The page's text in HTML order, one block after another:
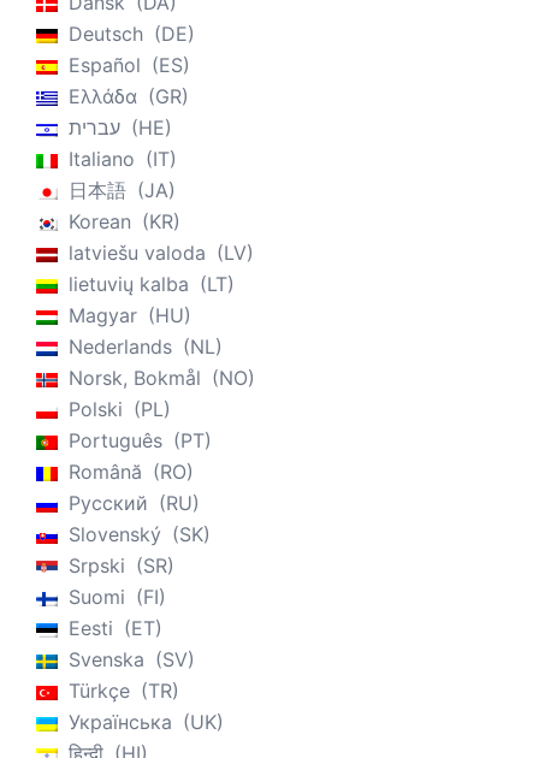
Deutsch
DE
Español
ES
Ελλάδα
GR
עברית
HE
Italiano
IT
日本語
JA
Korean
KR
latviešu valoda
LV
lietuvių kalba
LT
Magyar
HU
Nederlands
NL
Norsk, Bokmål
NO
Polski
PL
Português
PT
Română
RO
Русский
RU
Slovenský
SK
Srpski
SR
Suomi
FI
Eesti
ET
Svenska
SV
Türkçe
TR
Українська
UK